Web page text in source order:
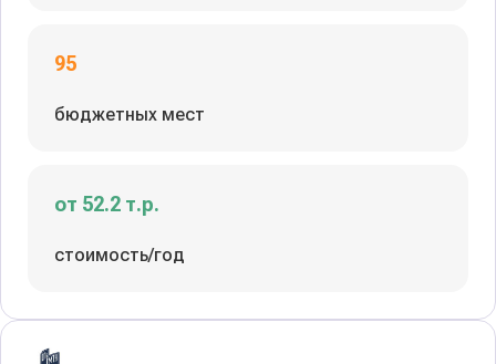
95
бюджетных мест
от 52.2 т.р.
стоимость/год